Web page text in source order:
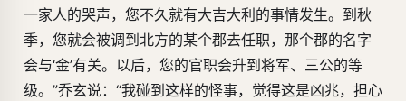
一家人的哭声，您不久就有大吉大利的事情发生。到秋
季，您就会被调到北方的某个郡去任职，那个郡的名字
会与‘金’有关。以后，您的官职会升到将军、三公的等
级。”乔玄说：“我碰到这样的怪事，觉得这是凶兆，担心